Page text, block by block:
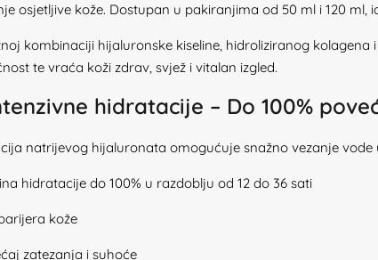
osjetljive kože. Dostupan u pakiranjima od 50 ml i 120
kombinaciji hijaluronske kiseline, hidroliziranog
te vraća koži zdrav, svjež i vitalan izgled.
hidratacije – Do 100%
natrijevog hijaluronata omogućuje snažno vezanje vode
hidratacije do 100% u razdoblju od 12 do 36 sati
kože
zatezanja i suhoće